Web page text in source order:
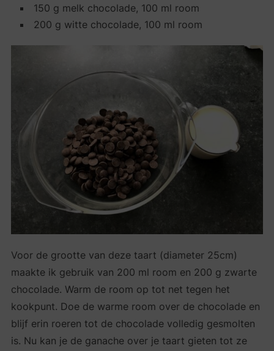
150 g melk chocolade, 100 ml room
200 g witte chocolade, 100 ml room
Voor de grootte van deze taart (diameter 25cm)
maakte ik gebruik van 200 ml room en 200 g zwarte
chocolade. Warm de room op tot net tegen het
kookpunt. Doe de warme room over de chocolade en
blijf erin roeren tot de chocolade volledig gesmolten
is. Nu kan je de ganache over je taart gieten tot ze